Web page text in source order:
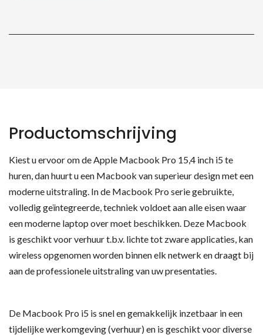
Productomschrijving
Kiest u ervoor om de Apple Macbook Pro 15,4 inch i5 te
huren, dan huurt u een Macbook van superieur design met een
moderne uitstraling. In de Macbook Pro serie gebruikte,
volledig geïntegreerde, techniek voldoet aan alle eisen waar
een moderne laptop over moet beschikken. Deze Macbook
is geschikt voor verhuur t.b.v. lichte tot zware applicaties, kan
wireless opgenomen worden binnen elk netwerk en draagt bij
aan de professionele uitstraling van uw presentaties.
De Macbook Pro i5 is snel en gemakkelijk inzetbaar in een
tijdelijke werkomgeving (verhuur) en is geschikt voor diverse